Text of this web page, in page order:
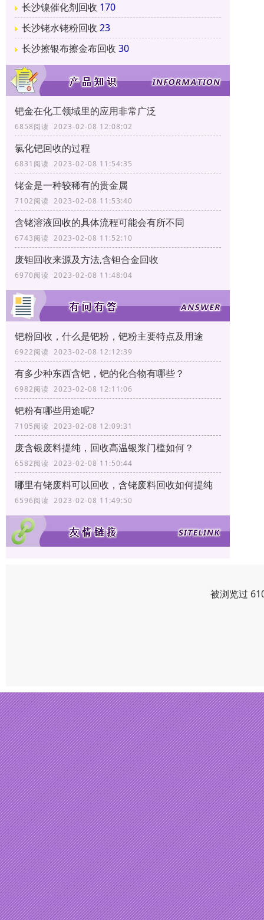
长沙镍催化剂回收 170
长沙铑水铑粉回收 23
长沙擦银布擦金布回收 30
钯金在化工领域里的应用非常广泛
6858阅读 2023-02-08 12:08:02
氯化钯回收的过程
6831阅读 2023-02-08 11:54:35
铑金是一种较稀有的贵金属
7102阅读 2023-02-08 11:53:40
含铑溶液回收的具体流程可能会有所不同
6743阅读 2023-02-08 11:52:10
废钽回收来源及方法,含钽合金回收
6970阅读 2023-02-08 11:48:04
钯粉回收，什么是钯粉，钯粉主要特点及用途
6922阅读 2023-02-08 12:12:39
有多少种东西含钯，钯的化合物有哪些？
6982阅读 2023-02-08 12:11:06
钯粉有哪些用途呢?
7105阅读 2023-02-08 12:09:31
废含银废料提纯，回收高温银浆门槛如何？
6582阅读 2023-02-08 11:50:44
哪里有铑废料可以回收，含铑废料回收如何提纯
6596阅读 2023-02-08 11:49:50
被浏览过